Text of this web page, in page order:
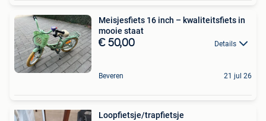
Meisjesfiets 16 inch – kwaliteitsfiets in
mooie staat
€ 50,00 Details
Beveren 21 jul 26
Loopfietsje/trapfietsje